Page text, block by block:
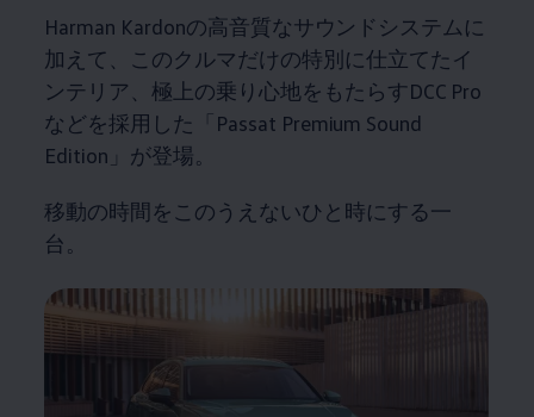
Harman Kardonの高音質なサウンドシステムに
加えて、このクルマだけの特別に仕立てたイ
ンテリア、極上の乗り心地をもたらすDCC Pro
などを採用した「Passat Premium Sound
Edition」が登場。
移動の時間をこのうえないひと時にする一
台。